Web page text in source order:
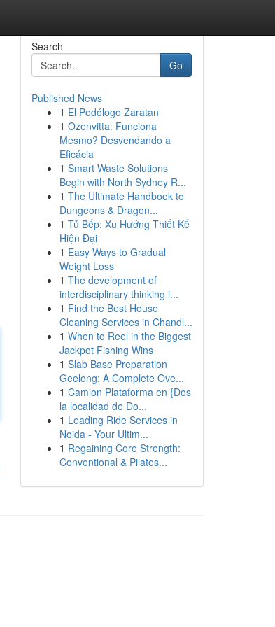
Search
Go
Published News
1 El Podólogo Zaratan
1 Ozenvitta: Funciona
Mesmo? Desvendando a
Eficácia
1 Smart Waste Solutions
Begin with North Sydney R...
1 The Ultimate Handbook to
Dungeons & Dragon...
1 Tủ Bếp: Xu Hướng Thiết Kế
Hiện Đại
1 Easy Ways to Gradual
Weight Loss
1 The development of
interdisciplinary thinking i...
1 Find the Best House
Cleaning Services in Chandl...
1 When to Reel in the Biggest
Jackpot Fishing Wins
1 Slab Base Preparation
Geelong: A Complete Ove...
1 Camion Plataforma en {Dos
la localidad de Do...
1 Leading Ride Services in
Noida - Your Ultim...
1 Regaining Core Strength:
Conventional & Pilates...